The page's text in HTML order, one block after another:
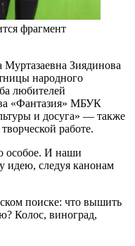
фрагмент
Зиядинова
народного
любителей
«Фантазия» МБУК
и досуга» — также
работе.
особое. И наши
идею, следуя канонам
поиске: что вышить
Колос, виноград,